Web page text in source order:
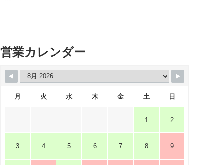
営業カレンダー
月 火 水 木 金 土 日
1 2
3 4 5 6 7 8 9